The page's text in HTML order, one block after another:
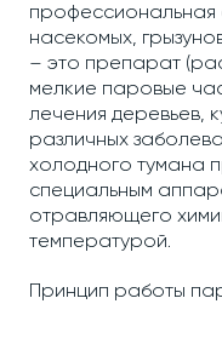
насекомых,
– это препарат
мелкие паровые
лечения деревьев,
различных
холодного тумана
специальным
отравляющего
температурой.
Принцип работы